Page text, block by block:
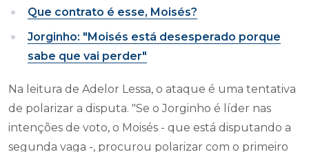
Que contrato é esse, Moisés?
Jorginho: "Moisés está desesperado porque
sabe que vai perder"
Na leitura de Adelor Lessa, o ataque é uma tentativa
de polarizar a disputa. "Se o Jorginho é líder nas
intenções de voto, o Moisés - que está disputando a
segunda vaga -, procurou polarizar com o primeiro